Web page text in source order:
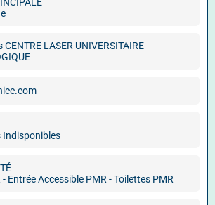
LASER UNIVERSITAIRE
Entrée Accessible PMR - Toilettes PMR